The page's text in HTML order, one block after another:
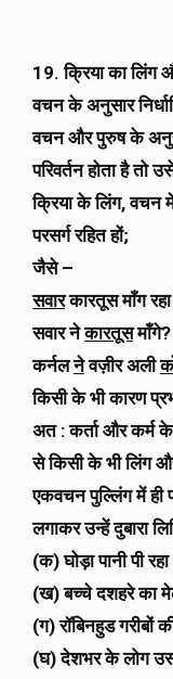
19. क्रिया का लिंग
वचन के अनुसार
वचन और पुरुष के
परिवर्तन होता है तो
क्रिया के लिंग, वचन में
परसर्ग रहित हों;
जैसे –
सवारकारतूस माँग
सवार नेकारतूस
कर्नलनेवज़ीर अली
किसी के भी कारण
अत : कर्ता और कर्म के
से किसी के भी लिंग
एकवचन पुल्लिंग में ही
लगाकर उन्हें दुबारा
(क) घोड़ा पानी पी
(ख) बच्चे दशहरे का
(ग) रॉबिनहुड गरीबों
(घ) देशभर के लोग